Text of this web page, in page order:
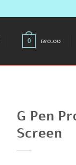
₪0.00
0
G Pen
Screen